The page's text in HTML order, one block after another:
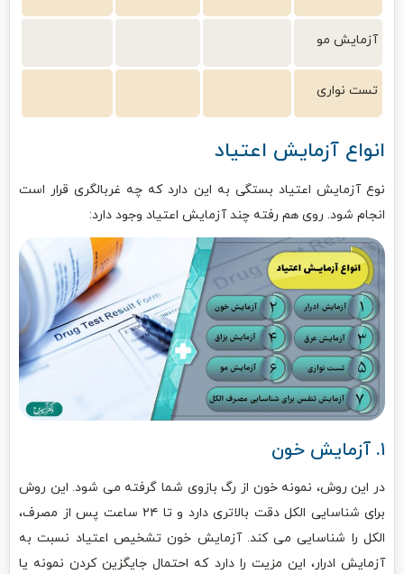
آزمایش مو
تست نواری
انواع آزمایش اعتیاد
نوع آزمایش اعتیاد بستگی به این دارد که چه غربالگری قرار است
انجام شود. روی هم رفته چند آزمایش اعتیاد وجود دارد:
۱. آزمایش خون
در این روش، نمونه خون از رگ بازوی شما گرفته می شود. این روش
برای شناسایی الکل دقت بالاتری دارد و تا ۲۴ ساعت پس از مصرف،
الکل را شناسایی می کند. آزمایش خون تشخیص اعتیاد نسبت به
آزمایش ادرار، این مزیت را دارد که احتمال جایگزین کردن نمونه یا